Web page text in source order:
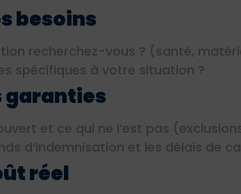
besoins
recherchez-vous ? (santé,
spécifiques à votre situation ?
garanties
et ce qui ne l’est pas
d’indemnisation et les délais de
réel